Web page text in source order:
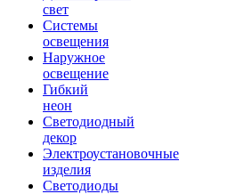
свет
Системы
освещения
Наружное
освещение
Гибкий
неон
Светодиодный
декор
Электроустановочные
изделия
Светодиоды